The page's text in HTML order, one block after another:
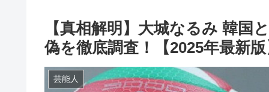
【真相解明】大城なるみ 韓国
偽を徹底調査！【2025年最新
芸能人